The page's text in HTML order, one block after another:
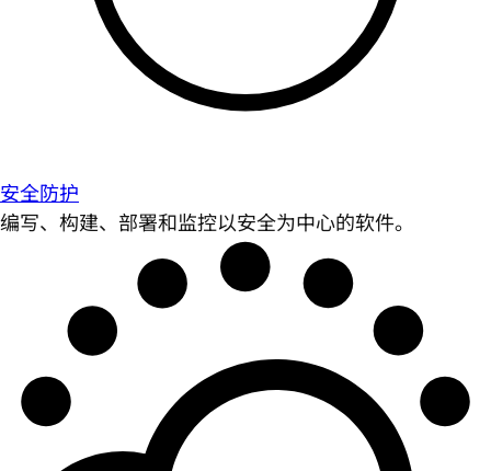
安全防护
编写、构建、部署和监控以安全为中心的软件。